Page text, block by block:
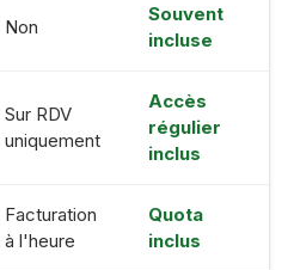
Non
Souvent
incluse
Sur RDV
uniquement
Accès
régulier
inclus
Facturation
à l'heure
Quota
inclus